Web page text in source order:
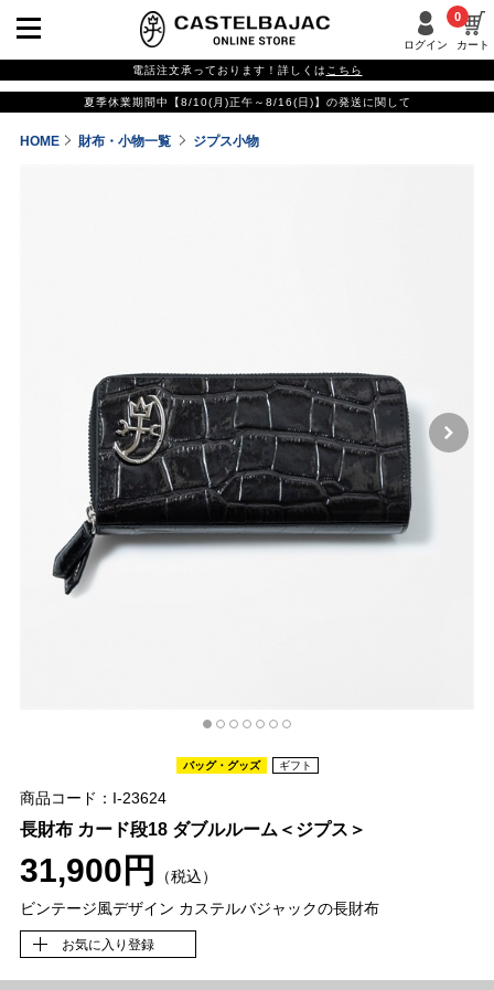
ログイン カート
0
電話注文承っております！詳しくは こちら
夏季休業期間中【8/10(月)正午～8/16(日)】の発送に関して
HOME 財布・小物一覧 ジプス小物
バッグ・グッズ ギフト
商品コード：I-23624
長財布 カード段18 ダブルルーム＜ジプス＞
31,900円
（税込）
ビンテージ風デザイン カステルバジャックの長財布
お気に入り登録